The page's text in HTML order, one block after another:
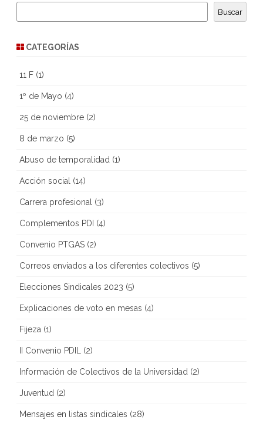
Buscar
CATEGORÍAS
11 F (1)
1º de Mayo (4)
25 de noviembre (2)
8 de marzo (5)
Abuso de temporalidad (1)
Acción social (14)
Carrera profesional (3)
Complementos PDI (4)
Convenio PTGAS (2)
Correos enviados a los diferentes colectivos (5)
Elecciones Sindicales 2023 (5)
Explicaciones de voto en mesas (4)
Fijeza (1)
II Convenio PDIL (2)
Información de Colectivos de la Universidad (2)
Juventud (2)
Mensajes en listas sindicales (28)